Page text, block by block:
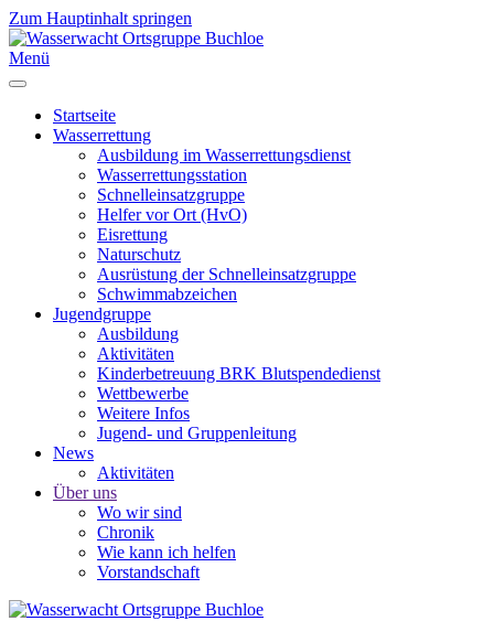
Zum Hauptinhalt springen
Menü
Startseite
Wasserrettung
Ausbildung im Wasserrettungsdienst
Wasserrettungsstation
Schnelleinsatzgruppe
Helfer vor Ort (HvO)
Eisrettung
Naturschutz
Ausrüstung der Schnelleinsatzgruppe
Schwimmabzeichen
Jugendgruppe
Ausbildung
Aktivitäten
Kinderbetreuung BRK Blutspendedienst
Wettbewerbe
Weitere Infos
Jugend- und Gruppenleitung
News
Aktivitäten
Über uns
Wo wir sind
Chronik
Wie kann ich helfen
Vorstandschaft